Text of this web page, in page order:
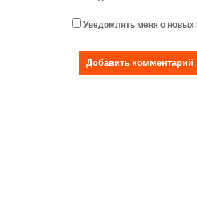
Уведомлять меня о новых